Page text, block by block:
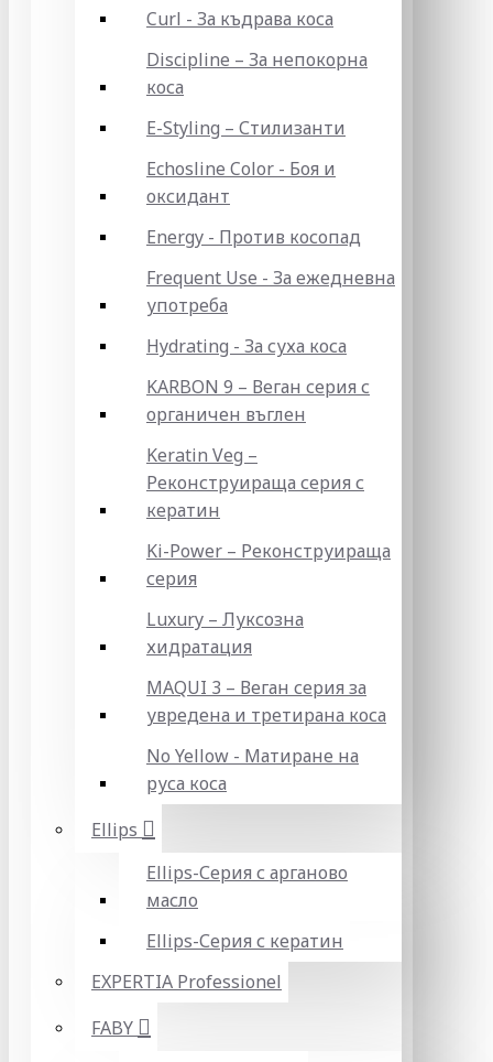
Curl - За къдрава коса
Discipline – За непокорна
коса
E-Styling – Стилизанти
Echosline Color - Боя и
оксидант
Energy - Против косопад
Frequent Use - За ежедневна
употреба
Hydrating - За суха коса
KARBON 9 – Веган серия с
органичен въглен
Keratin Veg –
Реконструираща серия с
кератин
Ki-Power – Реконструираща
серия
Luxury – Луксозна
хидратация
MAQUI 3 – Веган серия за
увредена и третирана коса
No Yellow - Матиране на
руса коса
Ellips
Ellips-Серия с арганово
масло
Ellips-Серия с кератин
EXPERTIA Professionel
FABY